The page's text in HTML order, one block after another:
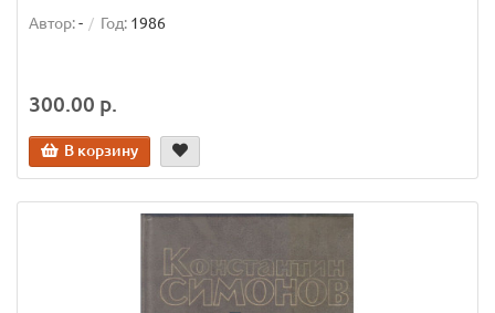
Автор:- Год: 1986
300.00 р.
В корзину